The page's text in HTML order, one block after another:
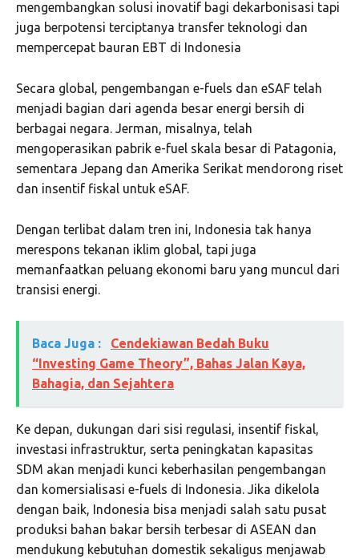
mengembangkan solusi inovatif bagi dekarbonisasi tapi
juga berpotensi terciptanya transfer teknologi dan
mempercepat bauran EBT di Indonesia
Secara global, pengembangan e-fuels dan eSAF telah
menjadi bagian dari agenda besar energi bersih di
berbagai negara. Jerman, misalnya, telah
mengoperasikan pabrik e-fuel skala besar di Patagonia,
sementara Jepang dan Amerika Serikat mendorong riset
dan insentif fiskal untuk eSAF.
Dengan terlibat dalam tren ini, Indonesia tak hanya
merespons tekanan iklim global, tapi juga
memanfaatkan peluang ekonomi baru yang muncul dari
transisi energi.
Baca Juga :
Cendekiawan Bedah Buku
“Investing Game Theory”, Bahas Jalan Kaya,
Bahagia, dan Sejahtera
Ke depan, dukungan dari sisi regulasi, insentif fiskal,
investasi infrastruktur, serta peningkatan kapasitas
SDM akan menjadi kunci keberhasilan pengembangan
dan komersialisasi e-fuels di Indonesia. Jika dikelola
dengan baik, Indonesia bisa menjadi salah satu pusat
produksi bahan bakar bersih terbesar di ASEAN dan
mendukung kebutuhan domestik sekaligus menjawab